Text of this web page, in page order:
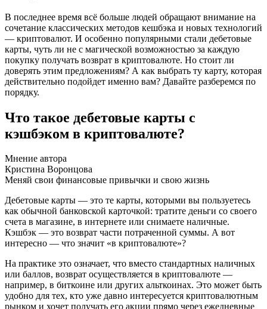
В последнее время всё больше людей обращают внимание на
сочетание классических методов кешбэка и новых технологий
— криптовалют. И особенно популярными стали дебетовые
карты, чуть ли не с магической возможностью за каждую
покупку получать возврат в криптовалюте. Но стоит ли
доверять этим предложениям? А как выбрать ту карту, которая
действительно подойдет именно вам? Давайте разберемся по
порядку.
Что такое дебетовые карты с
кэшбэком в криптовалюте?
Мнение автора
Кристина Воронцова
Меняй свои финансовые привычки и свою жизнь
Дебетовые карты — это те карты, которыми вы пользуетесь
как обычной банковской карточкой: тратите деньги со своего
счета в магазине, в интернете или снимаете наличные.
Кэшбэк — это возврат части потраченной суммы. А вот
интересно — что значит «в криптовалюте»?
На практике это означает, что вместо стандартных наличных
или баллов, возврат осуществляется в криптовалюте —
например, в биткоине или других альткоинах. Это может быть
удобно для тех, кто уже давно интересуется криптовалютным
рынком и хочет получать его акции прямо через ежедневные